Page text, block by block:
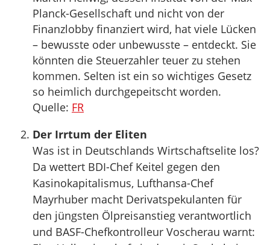
Planck-Gesellschaft und nicht von der
Finanzlobby finanziert wird, hat viele Lücken
– bewusste oder unbewusste – entdeckt. Sie
könnten die Steuerzahler teuer zu stehen
kommen. Selten ist ein so wichtiges Gesetz
so heimlich durchgepeitscht worden.
Quelle: FR
Der Irrtum der Eliten
Was ist in Deutschlands Wirtschaftselite los?
Da wettert BDI-Chef Keitel gegen den
Kasinokapitalismus, Lufthansa-Chef
Mayrhuber macht Derivatspekulanten für
den jüngsten Ölpreisanstieg verantwortlich
und BASF-Chefkontrolleur Voscherau warnt: